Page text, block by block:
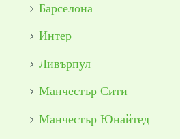
Барселона
Интер
Ливърпул
Манчестър Сити
Манчестър Юнайтед